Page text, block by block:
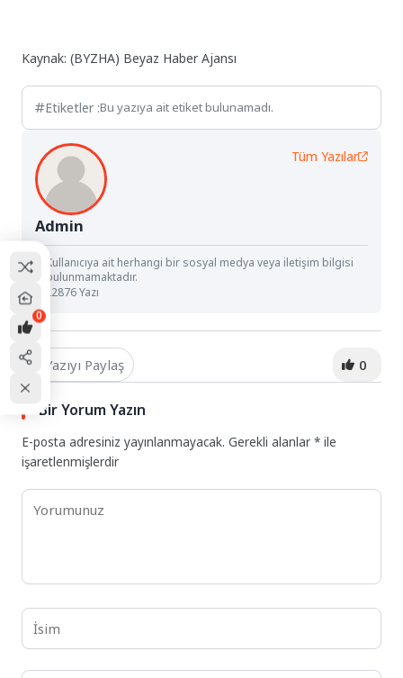
Kaynak: (BYZHA) Beyaz Haber Ajansı
Etiketler :Bu yazıya ait etiket bulunamadı.
Admin
Tüm Yazılar
Kullanıcıya ait herhangi bir sosyal medya veya iletişim bilgisi
bulunmamaktadır.
22876 Yazı
Yazıyı Paylaş 0
Bir Yorum Yazın
E-posta adresiniz yayınlanmayacak. Gerekli alanlar* ile
işaretlenmişlerdir
0